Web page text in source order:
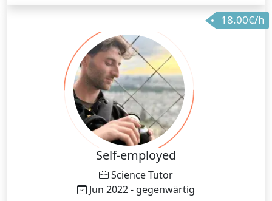
18.00€/h
Self-employed
Science Tutor
Jun 2022 - gegenwärtig